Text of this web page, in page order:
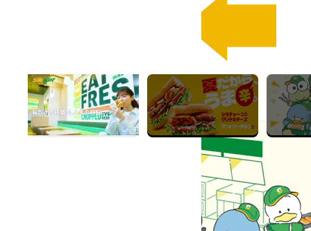
おすすめメニュー